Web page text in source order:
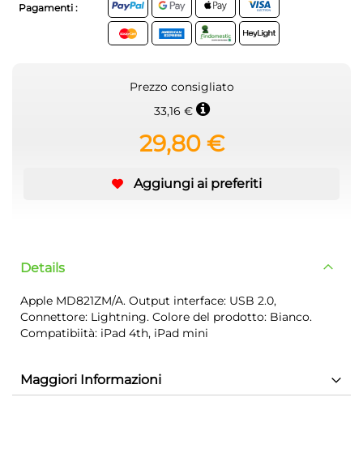
Pagamenti :
Prezzo consigliato
33,16 €
29,80 €
Aggiungi ai preferiti
Details
Apple MD821ZM/A. Output interface: USB 2.0,
Connettore: Lightning. Colore del prodotto: Bianco.
Compatibiità: iPad 4th, iPad mini
Maggiori Informazioni